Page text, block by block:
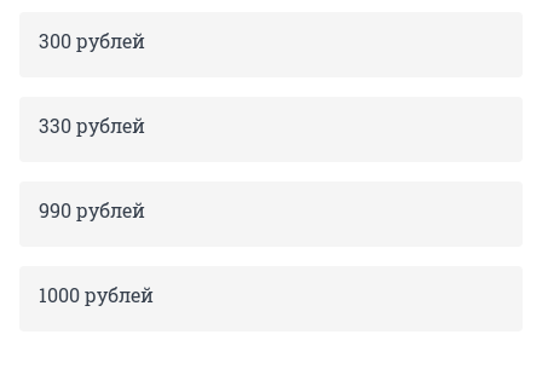
300 рублей
330 рублей
990 рублей
1000 рублей